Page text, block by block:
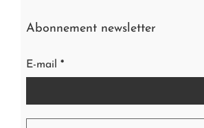
Abonnement newsletter
E-mail *